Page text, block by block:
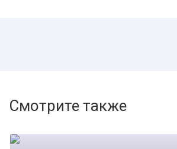
Смотрите также